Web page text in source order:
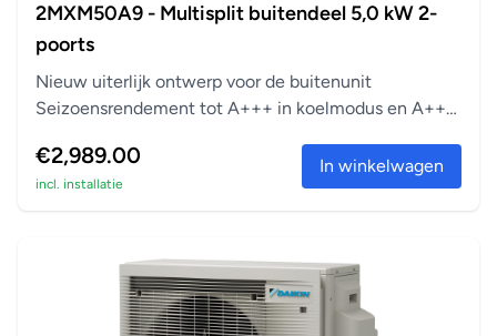
2MXM50A9 - Multisplit buitendeel 5,0 kW 2-
poorts
Nieuw uiterlijk ontwerp voor de buitenunit
Seizoensrendement tot A+++ in koelmodus en A++
€2,989.00
incl. installatie
In winkelwagen